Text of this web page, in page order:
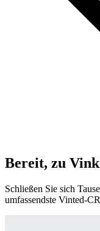
Bereit, zu
Schließen Sie sich
umfassendste Vinted-